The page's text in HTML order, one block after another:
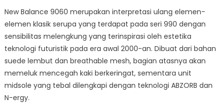
New Balance 9060 merupakan interpretasi ulang elemen-
elemen klasik serupa yang terdapat pada seri 990 dengan
sensibilitas melengkung yang terinspirasi oleh estetika
teknologi futuristik pada era awal 2000-an. Dibuat dari bahan
suede lembut dan breathable mesh, bagian atasnya akan
memeluk mencegah kaki berkeringat, sementara unit
midsole yang tebal dilengkapi dengan teknologi ABZORB dan
N-ergy.